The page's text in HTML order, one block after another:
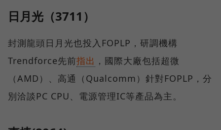
日月光（3711）
封測龍頭日月光也投入FOPLP，研調機構
Trendforce先前指出 ，國際大廠包括超微
（AMD）、高通（Qualcomm）針對FOPLP，分
別洽談PC CPU、電源管理IC等產品為主。